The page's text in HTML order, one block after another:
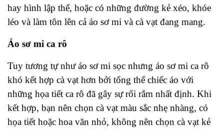
hay hình lập thể, hoặc có những đường kẻ xéo, khóe
léo và làm tôn lên cả áo sơ mi và cà vạt đang mang.
Áo sơ mi ca rô
Tuy tương tự như áo sơ mi sọc nhưng áo sơ mi ca rô
khó kết hợp cà vạt hơn bởi tổng thể chiếc áo với
những họa tiết ca rô đã gây sự rối rắm nhất định. Khi
kết hợp, bạn nên chọn cà vạt màu sắc nhẹ nhàng, có
họa tiết hoặc hoa văn nhỏ, không nên chọn cà vạt kẻ